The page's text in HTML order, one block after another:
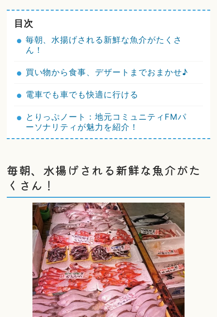
目次
毎朝、水揚げされる新鮮な魚介がたくさ
ん！
買い物から食事、デザートまでおまかせ♪
電車でも車でも快適に行ける
とりっぷノート：地元コミュニティFMパ
ーソナリティが魅力を紹介！
毎朝、水揚げされる新鮮な魚介がた
くさん！